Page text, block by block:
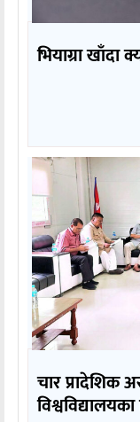
भियाग्रा खाँदा
चार प्रादेशिक